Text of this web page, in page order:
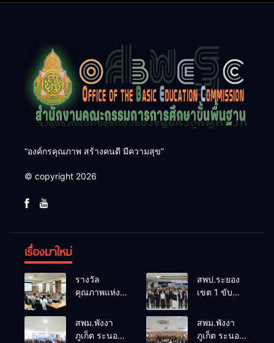
“องค์กรคุณภาพ สร้างคนดี มีความสุข”
© copyright 2026
เรื่องมาใหม่
รางวัล
คุณภาพแห่ง
ป้องกันควบคุม
โรคและภัย
สพป.ระยอง
เขต 1 ขับ
สร้างสรรค์
ปันสุข” เสริม
สพม.พังงา
ภูเก็ต ระนอง
สพม.พังงา
ภูเก็ต ระนอง